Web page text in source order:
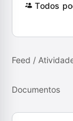
Todos
Feed /
Documentos